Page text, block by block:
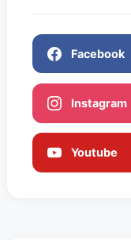
Facebook
Instagram
Youtube